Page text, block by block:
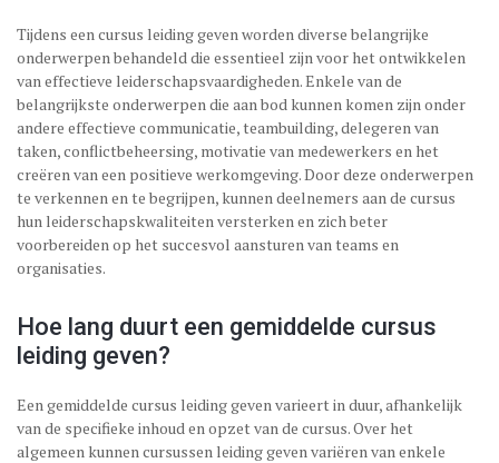
Tijdens een cursus leiding geven worden diverse belangrijke
onderwerpen behandeld die essentieel zijn voor het ontwikkelen
van effectieve leiderschapsvaardigheden. Enkele van de
belangrijkste onderwerpen die aan bod kunnen komen zijn onder
andere effectieve communicatie, teambuilding, delegeren van
taken, conflictbeheersing, motivatie van medewerkers en het
creëren van een positieve werkomgeving. Door deze onderwerpen
te verkennen en te begrijpen, kunnen deelnemers aan de cursus
hun leiderschapskwaliteiten versterken en zich beter
voorbereiden op het succesvol aansturen van teams en
organisaties.
Hoe lang duurt een gemiddelde cursus
leiding geven?
Een gemiddelde cursus leiding geven varieert in duur, afhankelijk
van de specifieke inhoud en opzet van de cursus. Over het
algemeen kunnen cursussen leiding geven variëren van enkele